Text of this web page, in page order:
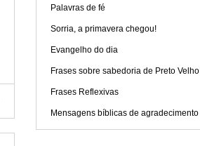
Palavras de fé
Sorria, a primavera chegou!
Evangelho do dia
Frases sobre sabedoria de Preto Velho
Frases Reflexivas
Mensagens bíblicas de agradecimento